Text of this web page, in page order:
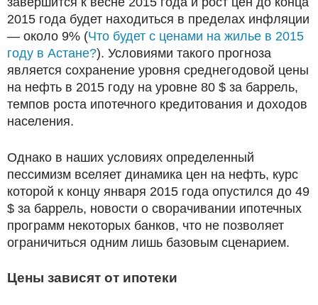
2015 года будет находиться в пределах инфляции
— около 9% (Что будет с ценами на жилье в 2015
году в Астане?). Условиями такого прогноза
является сохранение уровня среднегодовой цены
на нефть в 2015 году на уровне 80 $ за баррель,
темпов роста ипотечного кредитования и доходов
населения.
Однако в наших условиях определенный
пессимизм вселяет динамика цен на нефть, курс
которой к концу января 2015 года опустился до 49
$ за баррель, новости о сворачивании ипотечных
программ некоторых банков, что не позволяет
ограничиться одним лишь базовым сценарием.
Цены зависят от ипотеки